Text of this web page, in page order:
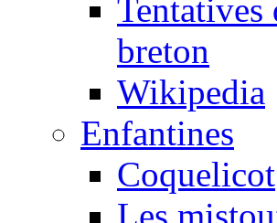
breton
Wikipedia
Enfantines
Coquelicot